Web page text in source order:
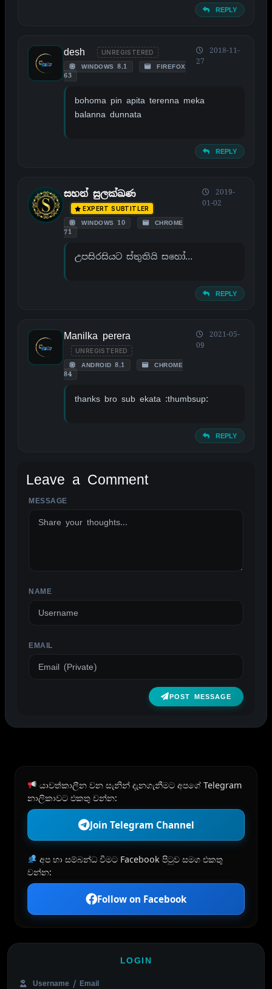
REPLY
desh UNREGISTERED
WINDOWS 8.1
FIREFOX
63
2018-11-
27
bohoma pin apita terenna meka
balanna dunnata
REPLY
සහන් සුලක්ඛණ
EXPERT SUBTITLER
WINDOWS 10
CHROME
71
2019-
01-02
උපසිරසියට ස්තුතියි සහෝ…
REPLY
Manilka perera
UNREGISTERED
ANDROID 8.1
CHROME
84
2021-05-
09
thanks bro sub ekata :thumbsup:
REPLY
Leave a Comment
MESSAGE
NAME
EMAIL
POST MESSAGE
ALTERNATIVE:
යාවත්කාලීන වන සැනින් දැනගැනීමට අපගේ Telegram
නාලිකාවට එකතු වන්න:
Join Telegram Channel
අප හා සම්බන්ධ වීමට Facebook පිටුව සමග එකතු
වන්න:
Follow on Facebook
LOGIN
Username / Email